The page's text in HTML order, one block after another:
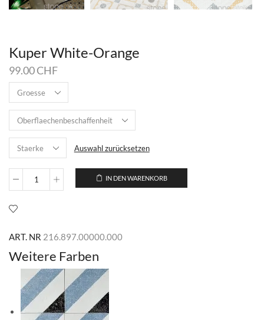
Kuper White-Orange
99.00CHF
Auswahl zurücksetzen
Kuper
IN DEN WARENKORB
ART. NR 216.897.00000.000
Weitere Farben